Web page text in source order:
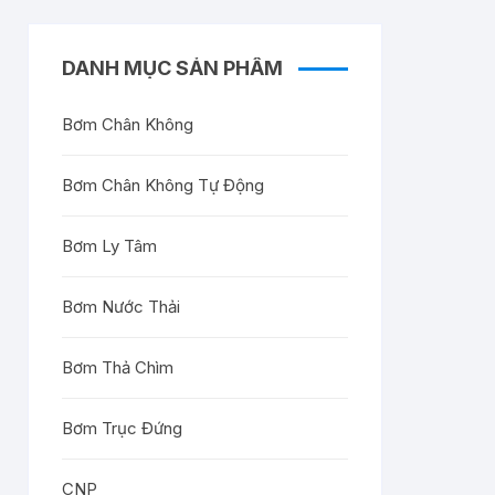
DANH MỤC SẢN PHẨM
Bơm Chân Không
Bơm Chân Không Tự Động
Bơm Ly Tâm
Bơm Nước Thải
Bơm Thả Chìm
Bơm Trục Đứng
CNP